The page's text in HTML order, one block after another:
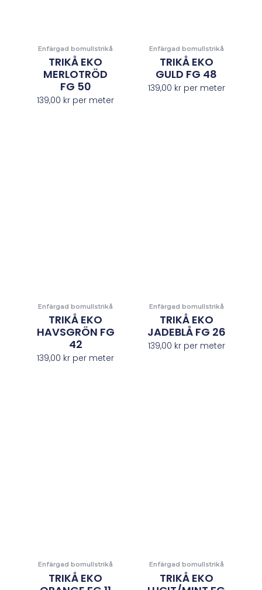
Enfärgad bomullstrikå
TRIKÅ EKO
MERLOTRÖD
FG 50
139,00 kr per meter
Enfärgad bomullstrikå
TRIKÅ EKO
GULD FG 48
139,00 krper meter
Enfärgad bomullstrikå
TRIKÅ EKO
HAVSGRÖN FG
42
139,00 kr per meter
Enfärgad bomullstrikå
TRIKÅ EKO
JADEBLÅ FG 26
139,00 krper meter
Enfärgad bomullstrikå
TRIKÅ EKO
Enfärgad bomullstrikå
TRIKÅ EKO